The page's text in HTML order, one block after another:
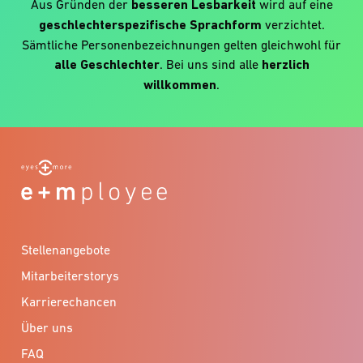
Aus Gründen der besseren Lesbarkeit wird auf eine
geschlechterspezifische Sprachform verzichtet.
Sämtliche Personenbezeichnungen gelten gleichwohl für
alle Geschlechter. Bei uns sind alle herzlich
willkommen.
Stellenangebote
Mitarbeiterstorys
Karrierechancen
Über uns
FAQ